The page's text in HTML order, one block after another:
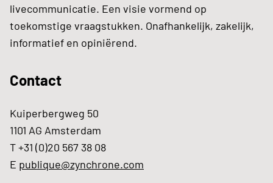
livecommunicatie. Een visie vormend op
toekomstige vraagstukken. Onafhankelijk, zakelijk,
informatief en opiniërend.
Contact
Kuiperbergweg 50
1101 AG Amsterdam
T +31 (0)20 567 38 08
E publique@zynchrone.com